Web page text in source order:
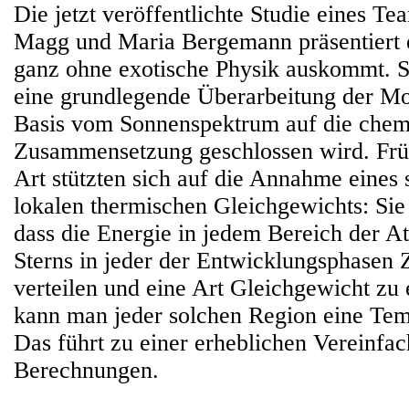
Die jetzt veröffentlichte Studie eines
Magg und Maria Bergemann präsentiert
ganz ohne exotische Physik auskommt.
eine grundlegende Überarbeitung der
Basis vom Sonnenspektrum auf die
Zusammensetzung geschlossen wird.
Art stützten sich auf die Annahme eines
lokalen thermischen Gleichgewichts:
dass die Energie in jedem Bereich der
Sterns in jeder der Entwicklungsphasen
verteilen und eine Art Gleichgewicht zu
kann man jeder solchen Region eine
Das führt zu einer erheblichen
Berechnungen.